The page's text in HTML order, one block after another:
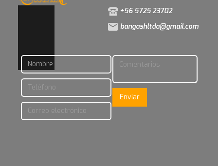
+56 5725 23702
bangashltda@gmail.com